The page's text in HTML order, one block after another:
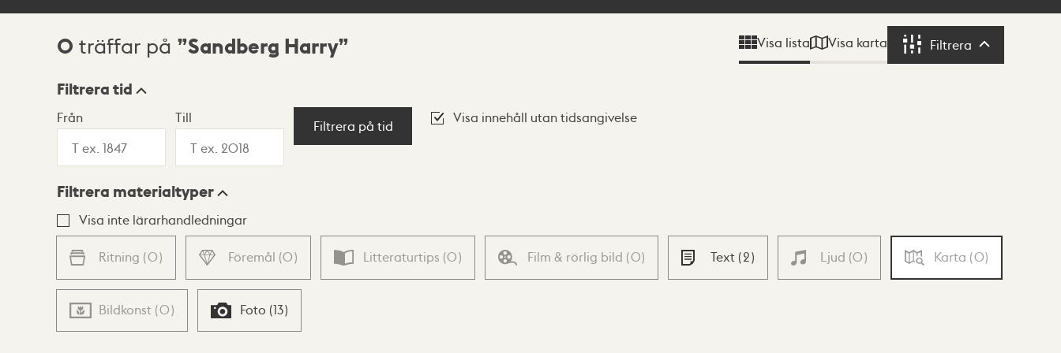
Sökresultat
0 träffar på Sandberg Harry Visa lista Visa karta Filtrera Filtrera
Visningsläge
Lista Karta
Filtrera tid
Från Till
Filtrera på tid
Visa innehåll utan tidsangivelse
Filtrera materialtyper
Visa inte lärarhandledningar
Ritning (0) Föremål (0) Litteraturtips (0) Film & rörlig bild (0) Text (2) Ljud (0) Karta (0)
Bildkonst (0) Foto (13)